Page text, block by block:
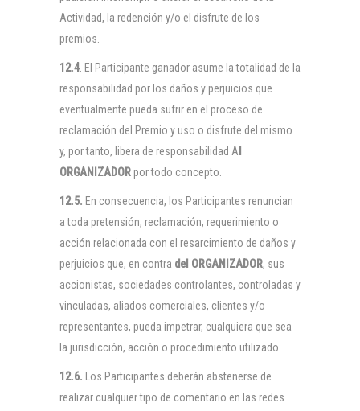
Actividad, la redención y/o el disfrute de los
premios.
12.4 . El Participante ganador asume la totalidad de la
responsabilidad por los daños y perjuicios que
eventualmente pueda sufrir en el proceso de
reclamación del Premio y uso o disfrute del mismo
y, por tanto, libera de responsabilidad A
ORGANIZADOR por todo concepto.
12.5. En consecuencia, los Participantes renuncian
a toda pretensión, reclamación, requerimiento o
acción relacionada con el resarcimiento de daños y
perjuicios que, en contra del ORGANIZADOR, sus
accionistas, sociedades controlantes, controladas y
vinculadas, aliados comerciales, clientes y/o
representantes, pueda impetrar, cualquiera que sea
la jurisdicción, acción o procedimiento utilizado.
12.6.
Los Participantes deberán abstenerse de
realizar cualquier tipo de comentario en las redes